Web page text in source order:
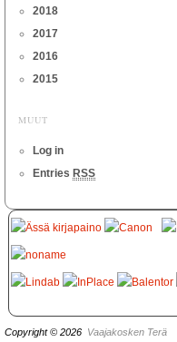
2018
2017
2016
2015
MUUT
Log in
Entries RSS
Copyright © 2026 Vaajakosken Terä